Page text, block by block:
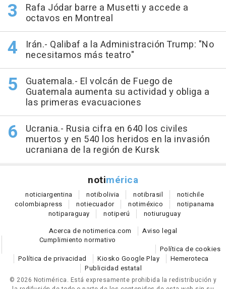
Rafa Jódar barre a Musetti y accede a
octavos en Montreal
Irán.- Qalibaf a la Administración Trump: "No
necesitamos más teatro"
Guatemala.- El volcán de Fuego de
Guatemala aumenta su actividad y obliga a
las primeras evacuaciones
Ucrania.- Rusia cifra en 640 los civiles
muertos y en 540 los heridos en la invasión
ucraniana de la región de Kursk
notimérica
noticiargentina notibolivia notibrasil notichile
colombiapress notiecuador notiméxico notipanama
notiparaguay notiperú notiuruguay
Acerca de notimerica.com
Aviso legal
Cumplimiento normativo
Política de cookies
Política de privacidad
Kiosko Google Play
Hemeroteca
Publicidad estatal
© 2026 Notimérica. Está expresamente prohibida la redistribución y